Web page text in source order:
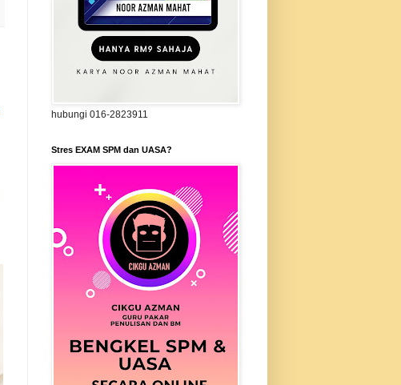
hubungi 016-2823911
Stres EXAM SPM dan UASA?